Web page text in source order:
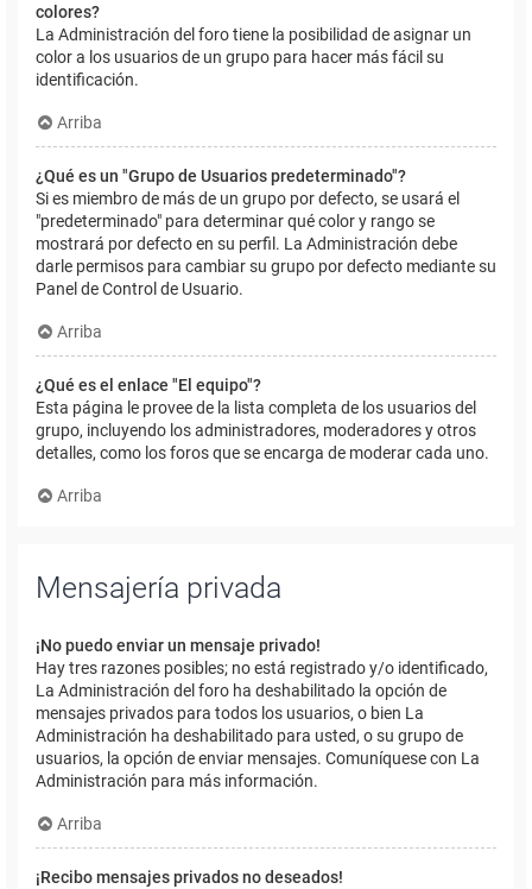
colores?
La Administración del foro tiene la posibilidad de asignar un
color a los usuarios de un grupo para hacer más fácil su
identificación.
Arriba
¿Qué es un "Grupo de Usuarios predeterminado"?
Si es miembro de más de un grupo por defecto, se usará el
"predeterminado" para determinar qué color y rango se
mostrará por defecto en su perfil. La Administración debe
darle permisos para cambiar su grupo por defecto mediante su
Panel de Control de Usuario.
Arriba
¿Qué es el enlace "El equipo"?
Esta página le provee de la lista completa de los usuarios del
grupo, incluyendo los administradores, moderadores y otros
detalles, como los foros que se encarga de moderar cada uno.
Arriba
Mensajería privada
¡No puedo enviar un mensaje privado!
Hay tres razones posibles; no está registrado y/o identificado,
La Administración del foro ha deshabilitado la opción de
mensajes privados para todos los usuarios, o bien La
Administración ha deshabilitado para usted, o su grupo de
usuarios, la opción de enviar mensajes. Comuníquese con La
Administración para más información.
Arriba
¡Recibo mensajes privados no deseados!